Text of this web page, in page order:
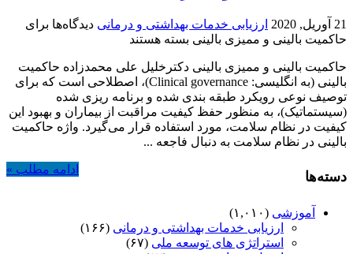
21 آوریل, 2020 ارزیابی خدمات بهداشتی و درمانی دیدگاه‌ها برای
حاکمیت بالینی و ممیزی بالینی بسته هستند
حاکمیت بالینی و ممیزی بالینی دکترخلیل علی محمدزاده حاکمیت
بالینی (به انگلیسی: Clinical governance)، اصطلاحی است که برای
توصیف نوعی رویکرد طبقه بندی شده و برنامه ریزی شده
(سیستماتیک)، به منظور حفظ کیفیت مراقبت از بیماران و بهبود این
کیفیت در نظام سلامت، مورد استفاده قرار می‌گیرد. واژه حاکمیت
بالینی در نظام سلامت به دنبال فاجعه ...
ادامه مطلب » دسته‌ها
آموزشی (۱,۰۱۰)
ارزیابی خدمات بهداشتی و درمانی (۱۶۶)
استراتژی های توسعه ملی (۶۷)